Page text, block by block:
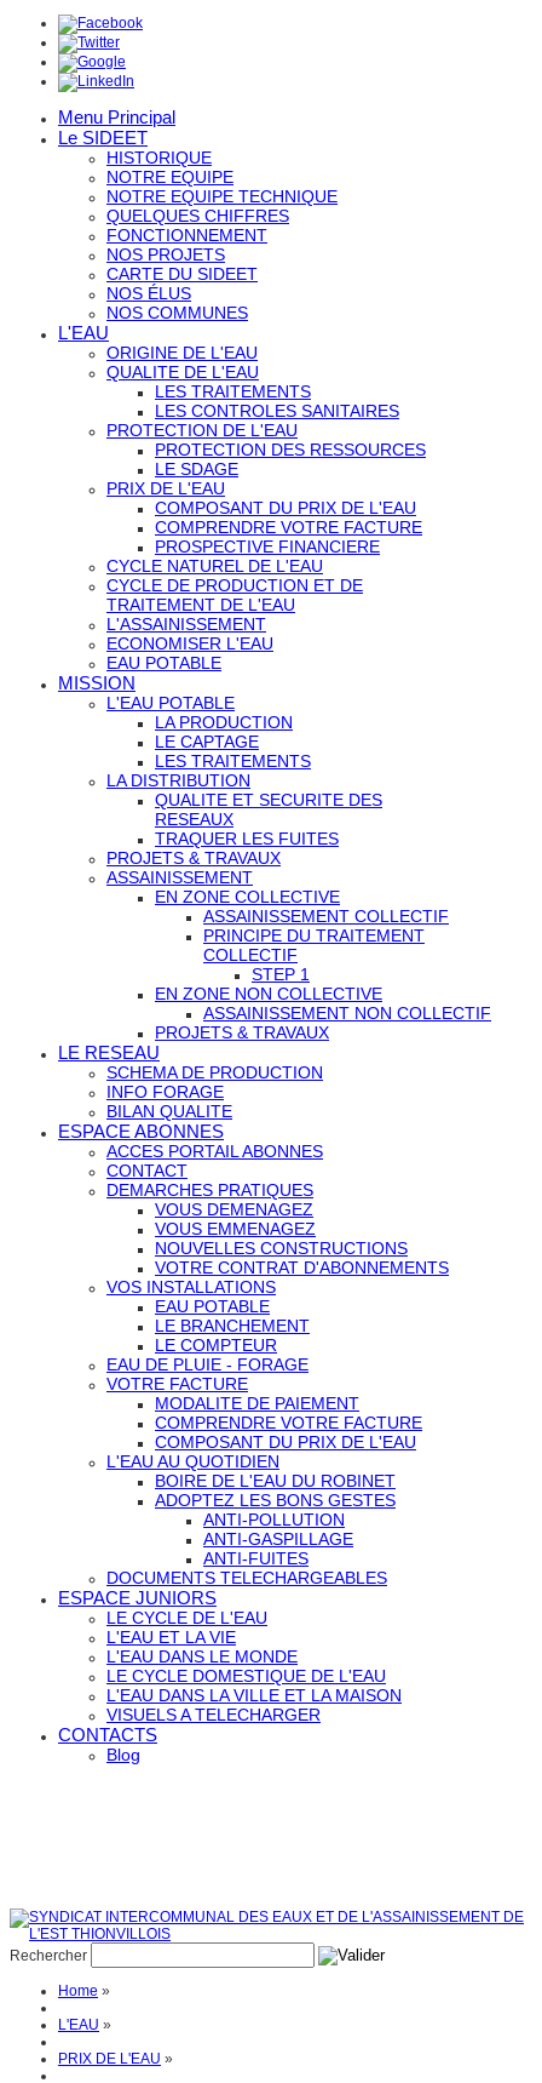
Menu Principal
Le SIDEET
HISTORIQUE
NOTRE EQUIPE
NOTRE EQUIPE TECHNIQUE
QUELQUES CHIFFRES
FONCTIONNEMENT
NOS PROJETS
CARTE DU SIDEET
NOS ÉLUS
NOS COMMUNES
L'EAU
ORIGINE DE L'EAU
QUALITE DE L'EAU
LES TRAITEMENTS
LES CONTROLES SANITAIRES
PROTECTION DE L'EAU
PROTECTION DES RESSOURCES
LE SDAGE
PRIX DE L'EAU
COMPOSANT DU PRIX DE L'EAU
COMPRENDRE VOTRE FACTURE
PROSPECTIVE FINANCIERE
CYCLE NATUREL DE L'EAU
CYCLE DE PRODUCTION ET DE
TRAITEMENT DE L'EAU
L'ASSAINISSEMENT
ECONOMISER L'EAU
EAU POTABLE
MISSION
L'EAU POTABLE
LA PRODUCTION
LE CAPTAGE
LES TRAITEMENTS
LA DISTRIBUTION
QUALITE ET SECURITE DES
RESEAUX
TRAQUER LES FUITES
PROJETS & TRAVAUX
ASSAINISSEMENT
EN ZONE COLLECTIVE
ASSAINISSEMENT COLLECTIF
PRINCIPE DU TRAITEMENT
COLLECTIF
STEP 1
EN ZONE NON COLLECTIVE
ASSAINISSEMENT NON COLLECTIF
PROJETS & TRAVAUX
LE RESEAU
SCHEMA DE PRODUCTION
INFO FORAGE
BILAN QUALITE
ESPACE ABONNES
ACCES PORTAIL ABONNES
CONTACT
DEMARCHES PRATIQUES
VOUS DEMENAGEZ
VOUS EMMENAGEZ
NOUVELLES CONSTRUCTIONS
VOTRE CONTRAT D'ABONNEMENTS
VOS INSTALLATIONS
EAU POTABLE
LE BRANCHEMENT
LE COMPTEUR
EAU DE PLUIE - FORAGE
VOTRE FACTURE
MODALITE DE PAIEMENT
COMPRENDRE VOTRE FACTURE
COMPOSANT DU PRIX DE L'EAU
L'EAU AU QUOTIDIEN
BOIRE DE L'EAU DU ROBINET
ADOPTEZ LES BONS GESTES
ANTI-POLLUTION
ANTI-GASPILLAGE
ANTI-FUITES
DOCUMENTS TELECHARGEABLES
ESPACE JUNIORS
LE CYCLE DE L'EAU
L'EAU ET LA VIE
L'EAU DANS LE MONDE
LE CYCLE DOMESTIQUE DE L'EAU
L'EAU DANS LA VILLE ET LA MAISON
VISUELS A TELECHARGER
CONTACTS
Blog
Rechercher
Home »
L'EAU »
PRIX DE L'EAU »